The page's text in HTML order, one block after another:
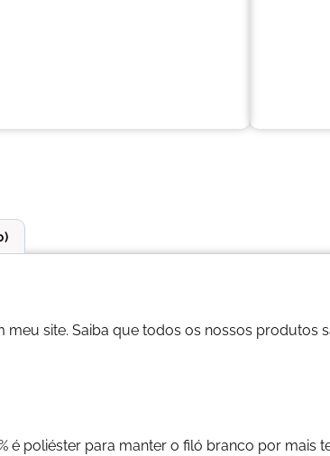
site. Saiba que todos os nossos produtos
é poliéster para manter o filó branco por mais